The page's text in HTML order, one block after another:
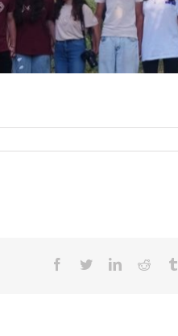
Facebook
TwitterLinkedinReddit